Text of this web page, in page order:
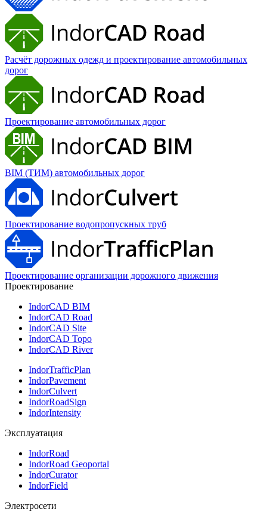
Расчёт дорожных одежд и проектирование автомобильных
дорог
Проектирование автомобильных дорог
BIM (ТИМ) автомобильных дорог
Проектирование водопропускных труб
Проектирование организации дорожного движения
Проектирование
IndorCAD BIM
IndorCAD Road
IndorCAD Site
IndorCAD Topo
IndorCAD River
IndorTrafficPlan
IndorPavement
IndorCulvert
IndorRoadSign
IndorIntensity
Эксплуатация
IndorRoad
IndorRoad Geoportal
IndorCurator
IndorField
Электросети